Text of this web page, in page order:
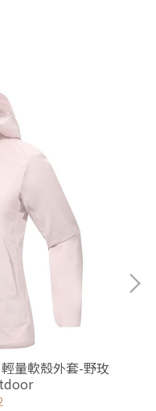
量軟殼外套-野玫